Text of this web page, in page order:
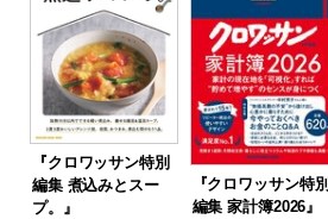
『クロワッサン特別
編集 煮込みとスー
プ。』
『クロワッサン特別
編集 家計簿2026』